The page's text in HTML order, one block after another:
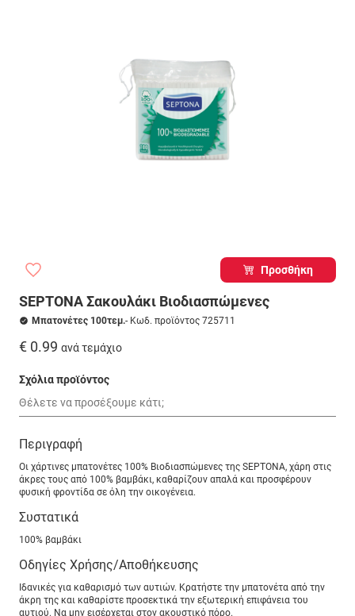
Προσθήκη
SEPTONA Σακουλάκι Βιοδιασπώμενες
Μπατονέτες 100τεμ.- Κωδ. προϊόντος 725711
€ 0.99 ανά τεμάχιο
Σχόλια προϊόντος
Περιγραφή
Οι χάρτινες μπατονέτες 100% Βιοδιασπώμενες της SEPTONA, χάρη στις
άκρες τους από 100% βαμβάκι, καθαρίζουν απαλά και προσφέρουν
φυσική φροντίδα σε όλη την οικογένεια.
Συστατικά
100% βαμβάκι
Οδηγίες Χρήσης/Αποθήκευσης
Ιδανικές για καθαρισμό των αυτιών. Κρατήστε την μπατονέτα από την
άκρη της και καθαρίστε προσεκτικά την εξωτερική επιφάνεια του
αυτιού. Να μην εισέρχεται στον ακουστικό πόρο.